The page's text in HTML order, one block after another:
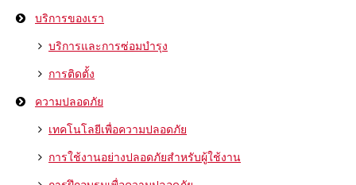
บริการของเรา
บริการและการซ่อมบำรุง
การติดตั้ง
ความปลอดภัย
เทคโนโลยีเพื่อความปลอดภัย
การใช้งานอย่างปลอดภัยสำหรับผู้ใช้งาน